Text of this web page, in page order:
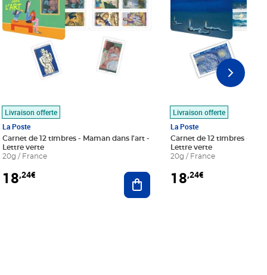
au panier
Livraison offerte
La Poste
Carnet de 12 timbres - Maman dans l'art -
Lettre verte
20g / France
18,24€ Ajouter au panier
Livraison offerte
La Poste
Carnet de 12 timbres - Le
Lettre verte
20g / France
18,24€